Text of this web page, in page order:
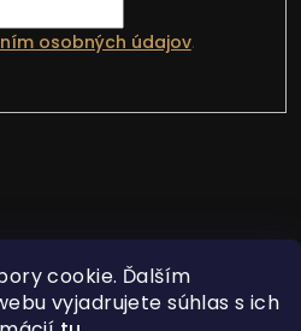
cookie. Ďalším
vyjadrujete súhlas s ich
osobných údajov.